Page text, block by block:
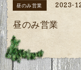
昼のみ営業 2023-
昼のみ営業